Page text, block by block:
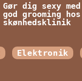
Gør dig sexy med
god grooming
skønhedsklinik
Elektronik